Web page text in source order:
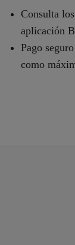
Consulta
aplicación
Pago
como